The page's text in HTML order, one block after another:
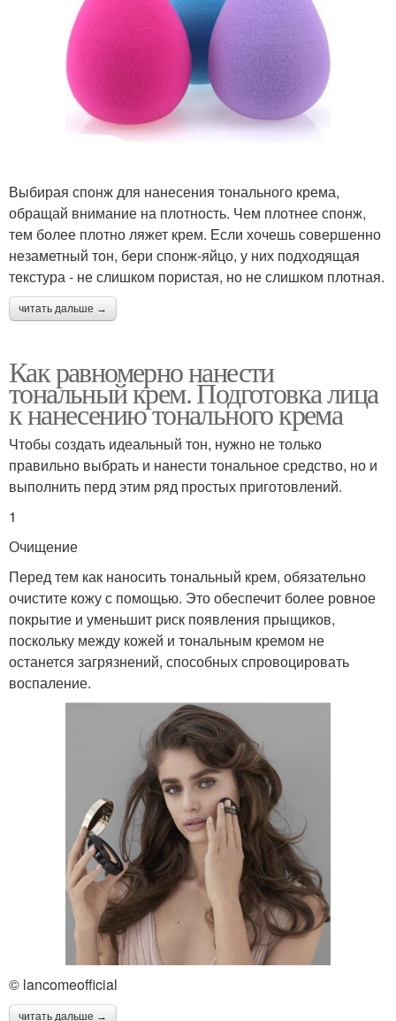
Выбирая спонж для нанесения тонального крема,
обращай внимание на плотность. Чем плотнее спонж,
тем более плотно ляжет крем. Если хочешь совершенно
незаметный тон, бери спонж-яйцо, у них подходящая
текстура - не слишком пористая, но не слишком плотная.
читать дальше →
Как равномерно нанести
тональный крем. Подготовка лица
к нанесению тонального крема
Чтобы создать идеальный тон, нужно не только
правильно выбрать и нанести тональное средство, но и
выполнить перд этим ряд простых приготовлений.
1
Очищение
Перед тем как наносить тональный крем, обязательно
очистите кожу с помощью. Это обеспечит более ровное
покрытие и уменьшит риск появления прыщиков,
поскольку между кожей и тональным кремом не
останется загрязнений, способных спровоцировать
воспаление.
© lancomeofficial
читать дальше →